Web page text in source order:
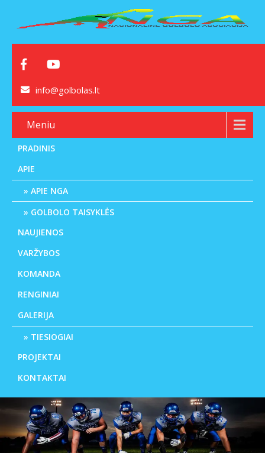
info@golbolas.lt
Meniu
PRADINIS
APIE
APIE NGA
GOLBOLO TAISYKLĖS
NAUJIENOS
VARŽYBOS
KOMANDA
RENGINIAI
GALERIJA
TIESIOGIAI
PROJEKTAI
KONTAKTAI